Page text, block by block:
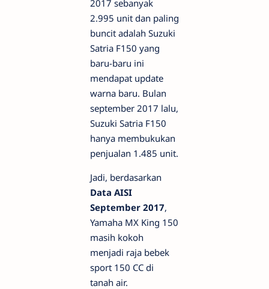
2017 sebanyak
2.995 unit dan paling
buncit adalah Suzuki
Satria F150 yang
baru-baru ini
mendapat update
warna baru. Bulan
september 2017 lalu,
Suzuki Satria F150
hanya membukukan
penjualan 1.485 unit.
Jadi, berdasarkan
Data AISI
September 2017,
Yamaha MX King 150
masih kokoh
menjadi raja bebek
sport 150 CC di
tanah air.